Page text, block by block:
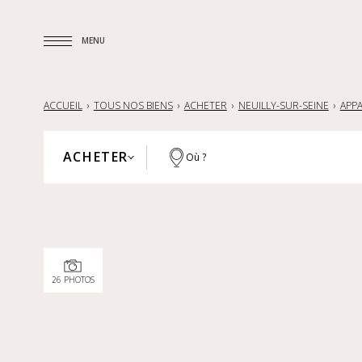
MENU
ACCUEIL TOUS NOS BIENS ACHETER NEUILLY-SUR-SEINE
ACHETER Où ?
26 PHOTOS